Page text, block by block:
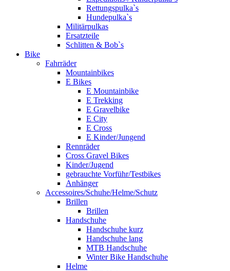
Rettungspulka`s
Hundepulka`s
Militärpulkas
Ersatzteile
Schlitten & Bob`s
Bike
Fahrräder
Mountainbikes
E Bikes
E Mountainbike
E Trekking
E Gravelbike
E City
E Cross
E Kinder/Jungend
Rennräder
Cross Gravel Bikes
Kinder/Jugend
gebrauchte Vorführ/Testbikes
Anhänger
Accessoires/Schuhe/Helme/Schutz
Brillen
Brillen
Handschuhe
Handschuhe kurz
Handschuhe lang
MTB Handschuhe
Winter Bike Handschuhe
Helme